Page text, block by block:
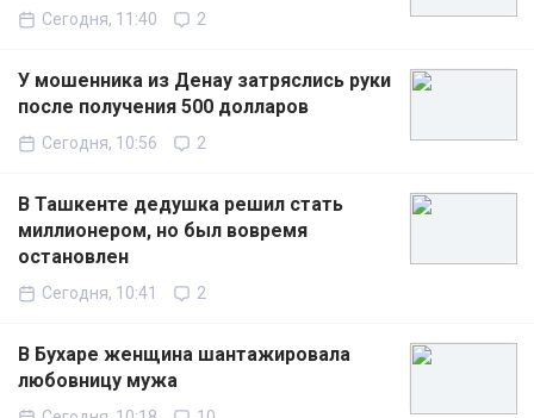
Сегодня, 11:40 2
У мошенника из Денау затряслись руки
после получения 500 долларов
Сегодня, 10:56 2
В Ташкенте дедушка решил стать
миллионером, но был вовремя
остановлен
Сегодня, 10:41 2
В Бухаре женщина шантажировала
любовницу мужа